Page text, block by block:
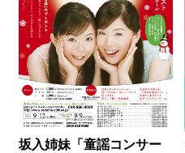
坂入姉妹「童謡コンサー